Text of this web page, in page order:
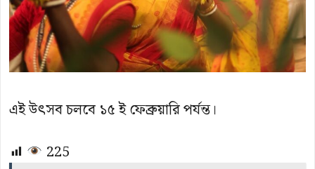
এই উৎসব চলবে ১৫ ই ফেব্রুয়ারি পর্যন্ত।
225